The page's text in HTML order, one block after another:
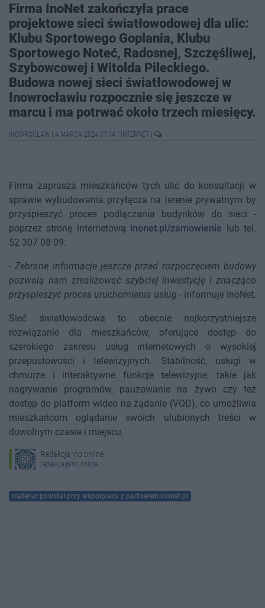
Firma InoNet zakończyła prace
projektowe sieci światłowodowej dla ulic:
Klubu Sportowego Goplania, Klubu
Sportowego Noteć, Radosnej, Szczęśliwej,
Szybowcowej i Witolda Pileckiego.
Budowa nowej sieci światłowodowej w
Inowrocławiu rozpocznie się jeszcze w
marcu i ma potrwać około trzech miesięcy.
INOWROCŁAW 4 MARCA 2024 07:14 INTERNET
Firma zaprasza mieszkańców tych ulic do konsultacji w
sprawie wybudowania przyłącza na terenie prywatnym by
przyśpieszyć proces podłączania budynków do sieci -
poprzez stronę internetową inonet.pl/zamowienie lub tel.
52 307 08 09.
-Zebrane informacje jeszcze przed rozpoczęciem budowy
pozwolą nam zrealizować szybciej inwestycję i znacząco
przyspieszyć proces uruchomienia usług - informuje InoNet.
Sieć światłowodowa to obecnie najkorzystniejsze
rozwiązanie dla mieszkańców, oferujące dostęp do
szerokiego zakresu usług internetowych o wysokiej
przepustowości i telewizyjnych. Stabilność, usługi w
chmurze i interaktywne funkcje telewizyjne, takie jak
nagrywanie programów, pauzowanie na żywo czy też
dostęp do platform wideo na żądanie (VOD), co umożliwia
mieszkańcom oglądanie swoich ulubionych treści w
dowolnym czasie i miejscu.
Redakcja Ino.online
redakcja@ino.online
materiał powstał przy współpracy z partnerem inonet.pl